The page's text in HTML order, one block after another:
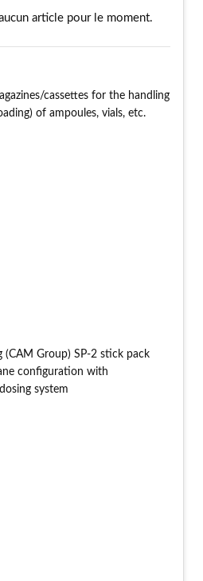
article pour le moment.
cassettes for the handling
of ampoules, vials, etc.
(CAM Group) SP-2 stick pack
configuration with
system